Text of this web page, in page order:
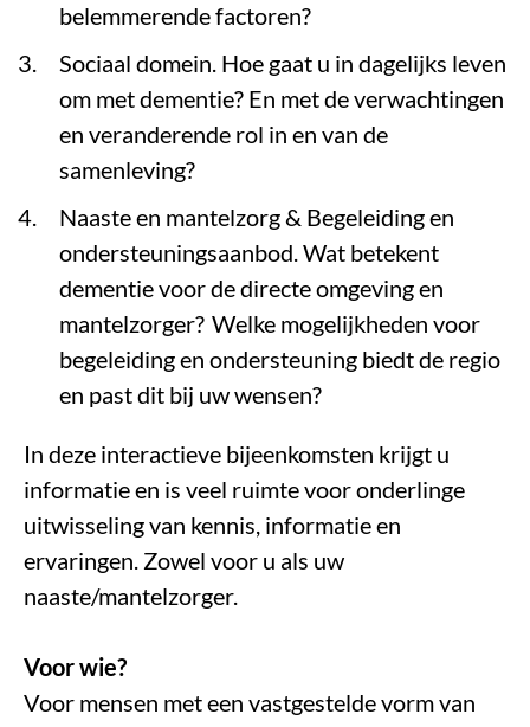
belemmerende factoren?
Sociaal domein. Hoe gaat u in dagelijks leven
om met dementie? En met de verwachtingen
en veranderende rol in en van de
samenleving?
Naaste en mantelzorg & Begeleiding en
ondersteuningsaanbod. Wat betekent
dementie voor de directe omgeving en
mantelzorger? Welke mogelijkheden voor
begeleiding en ondersteuning biedt de regio
en past dit bij uw wensen?
In deze interactieve bijeenkomsten krijgt u
informatie en is veel ruimte voor onderlinge
uitwisseling van kennis, informatie en
ervaringen. Zowel voor u als uw
naaste/mantelzorger.
Voor wie?
Voor mensen met een vastgestelde vorm van